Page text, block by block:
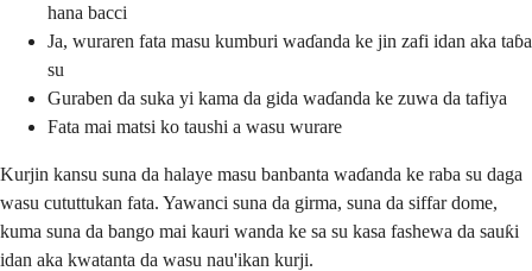
hana bacci
Ja, wuraren fata masu kumburi waɗanda ke jin zafi idan aka taɓa
su
Guraben da suka yi kama da gida waɗanda ke zuwa da tafiya
Fata mai matsi ko taushi a wasu wurare
Kurjin kansu suna da halaye masu banbanta waɗanda ke raba su daga
wasu cututtukan fata. Yawanci suna da girma, suna da siffar dome,
kuma suna da bango mai kauri wanda ke sa su kasa fashewa da sauƙi
idan aka kwatanta da wasu nau'ikan kurji.